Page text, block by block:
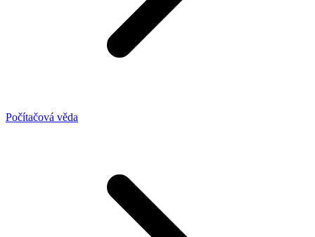
Počítačová věda